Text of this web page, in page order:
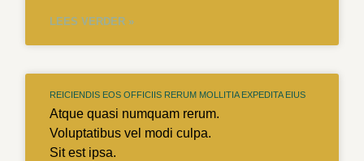
LEES VERDER »
REICIENDIS EOS OFFICIIS RERUM MOLLITIA EXPEDITA EIUS
Atque quasi numquam rerum.
Voluptatibus vel modi culpa.
Sit est ipsa.